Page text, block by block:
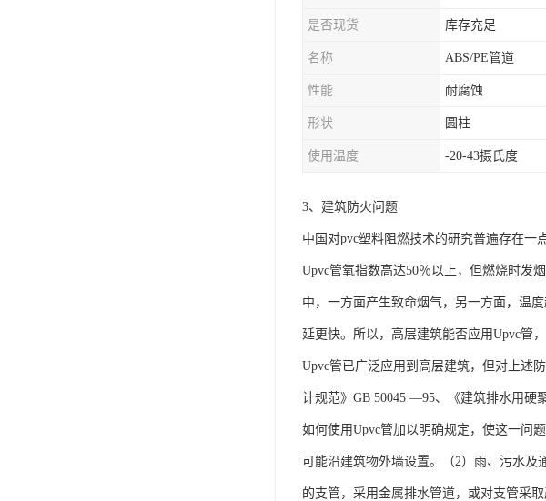
是否现货 库存充足
名称 ABS/PE管道
性能 耐腐蚀
形状 圆柱
使用温度 -20-43摄氏度
3、建筑防火问题
中国对pvc塑料阻燃技术的研究普遍存在一
Upvc管氧指数高达50％以上，但燃烧时发
中，一方面产生致命烟气，另一方面，温
延更快。所以，高层建筑能否应用Upvc管
Upvc管已广泛应用到高层建筑，但对上述
计规范》GB 50045 —95、《建筑排水用硬
如何使用Upvc管加以明确规定，使这一问
可能沿建筑物外墙设置。（2）雨、污水
的支管，采用金属排水管道，或对支管采